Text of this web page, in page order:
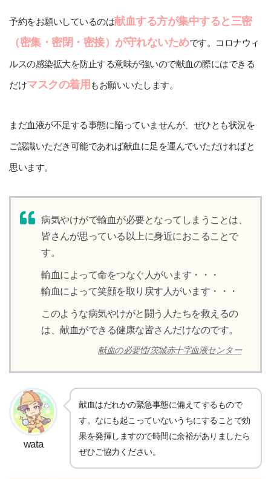
予約をお願いしているのは献血する方が集中すると三密
（密集・密閉・密接）が守れないためです。コロナウィ
ルスの感染拡大を防止する意味が強いので献血の際にはできる
だけマスクの着用 もお願いいたします。
まだ血液が不足する事態に陥っていませんが、ぜひとも状況を
ご認識いただき可能であれば献血に足を運んでいただければと
思います。
病気やけがで輸血が必要となってしまうことは、
皆さんが思っている以上に身近におこることで
す。
輸血によって命をつなぐ人がいます・・・
輸血によって笑顔を取り戻す人がいます・・・
このような病気やけがと闘う人たちを救えるの
は、献血ができる健康な皆さんだけなのです。
献血の必要性/茨城赤十字血液センター
wata
献血はだれかの緊急事態に備えてするもので
す。なにも起こっていないうちにすることで効
果を発揮しますので時間に余裕がありましたら
ぜひご協力ください。